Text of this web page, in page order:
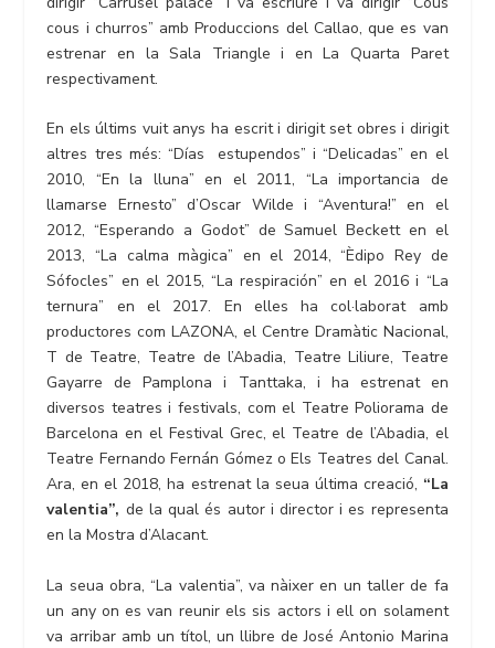
cous i churros” amb Produccions del Callao, que es van
estrenar en la Sala Triangle i en La Quarta Paret
respectivament.
En els últims vuit anys ha escrit i dirigit set obres i dirigit
altres tres més: “Días estupendos” i “Delicadas” en el
2010, “En la lluna” en el 2011, “La importancia de
llamarse Ernesto” d’Oscar Wilde i “Aventura!” en el
2012, “Esperando a Godot” de Samuel Beckett en el
2013, “La calma màgica” en el 2014, “Èdipo Rey de
Sófocles” en el 2015, “La respiración” en el 2016 i “La
ternura” en el 2017. En elles ha col·laborat amb
productores com LAZONA, el Centre Dramàtic Nacional,
T de Teatre, Teatre de l’Abadia, Teatre Liliure, Teatre
Gayarre de Pamplona i Tanttaka, i ha estrenat en
diversos teatres i festivals, com el Teatre Poliorama de
Barcelona en el Festival Grec, el Teatre de l’Abadia, el
Teatre Fernando Fernán Gómez o Els Teatres del Canal.
Ara, en el 2018, ha estrenat la seua última creació, “La
valentia”, de la qual és autor i director i es representa
en la Mostra d’Alacant.
La seua obra, “La valentia”, va nàixer en un taller de fa
un any on es van reunir els sis actors i ell on solament
va arribar amb un títol, un llibre de José Antonio Marina